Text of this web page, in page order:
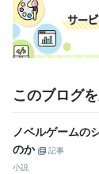
このブログ
ノベルゲームの
のか
記事
小説